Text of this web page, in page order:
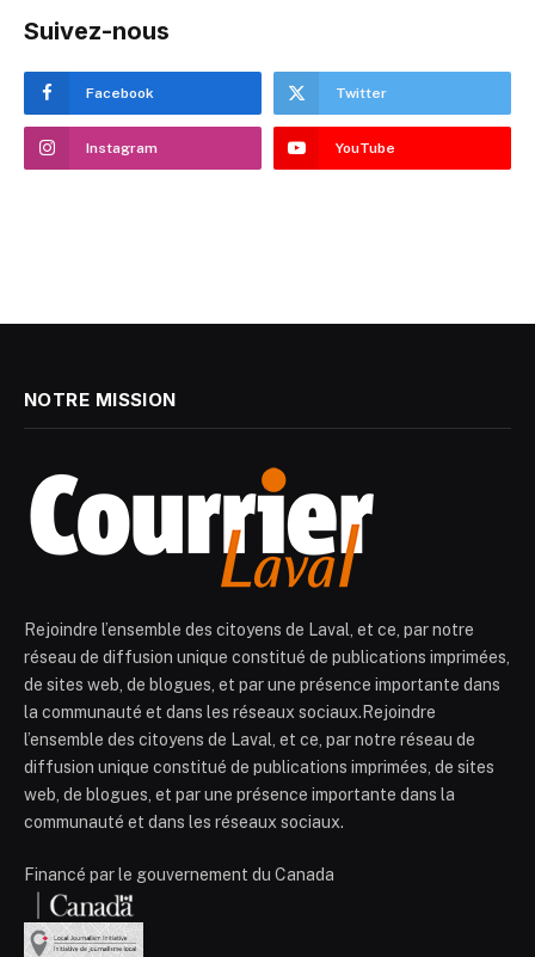
Suivez-nous
Facebook Twitter
Instagram YouTube
NOTRE MISSION
Rejoindre l’ensemble des citoyens de Laval, et ce, par notre
réseau de diffusion unique constitué de publications imprimées,
de sites web, de blogues, et par une présence importante dans
la communauté et dans les réseaux sociaux.Rejoindre
l’ensemble des citoyens de Laval, et ce, par notre réseau de
diffusion unique constitué de publications imprimées, de sites
web, de blogues, et par une présence importante dans la
communauté et dans les réseaux sociaux.
Financé par le gouvernement du Canada